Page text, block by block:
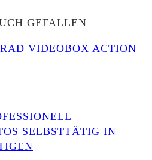
GEFALLEN
VIDEOBOX ACTION
SELBSTTÄTIG IN